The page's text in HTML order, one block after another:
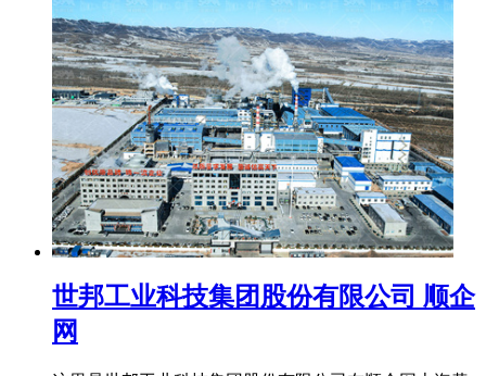
世邦工业科技集团股份有限公司 顺企
网